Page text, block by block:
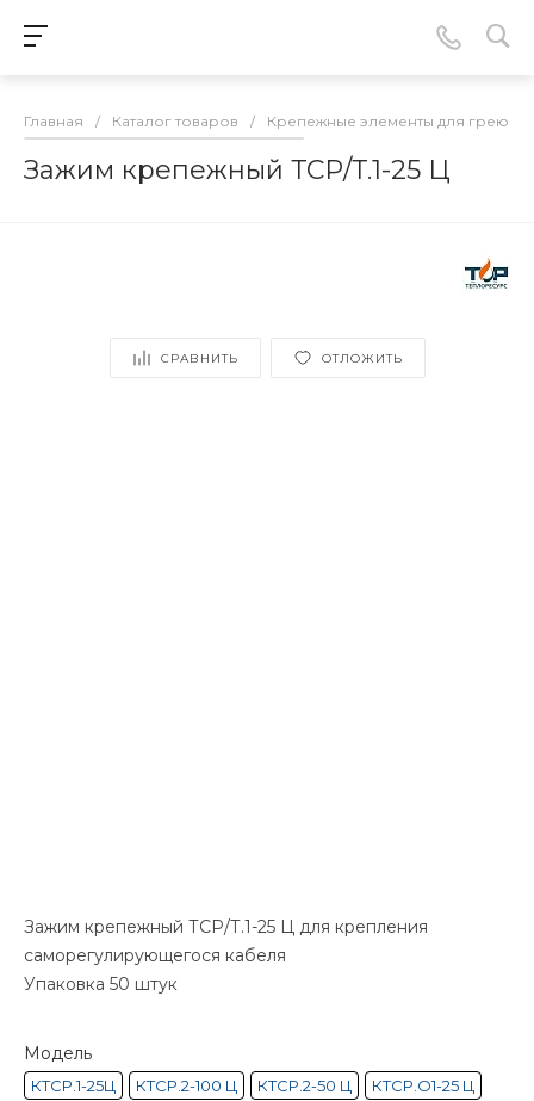
Главная / Каталог товаров / Крепежные элементы для
Зажим крепежный ТСР/Т.1-25 Ц
СРАВНИТЬ ОТЛОЖИТЬ
Зажим крепежный ТСР/Т.1-25 Ц для крепления
саморегулирующегося кабеля
Упаковка 50 штук
Модель
КТСР.1-25Ц КТСР.2-100 Ц КТСР.2-50 Ц
КТСР.О1-25 Ц